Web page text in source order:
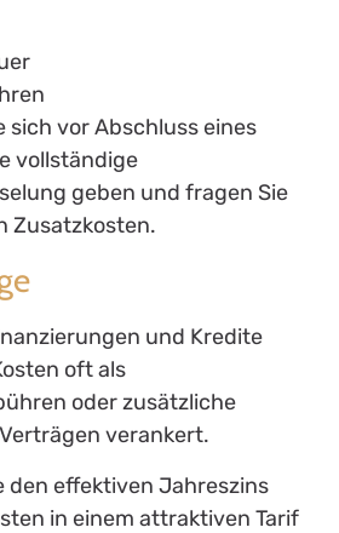
sich vor Abschluss eines
vollständige
geben und fragen Sie
Zusatzkosten.
und Kredite
oft als
oder zusätzliche
verankert.
den effektiven Jahreszins
in einem attraktiven Tarif